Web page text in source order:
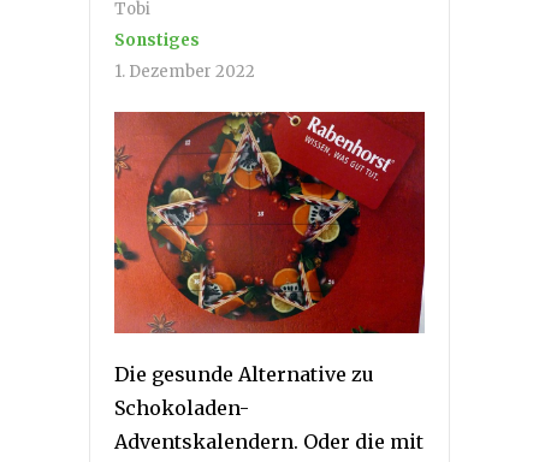
Tobi
Sonstiges
1. Dezember 2022
Die gesunde Alternative zu
Schokoladen-
Adventskalendern. Oder die mit